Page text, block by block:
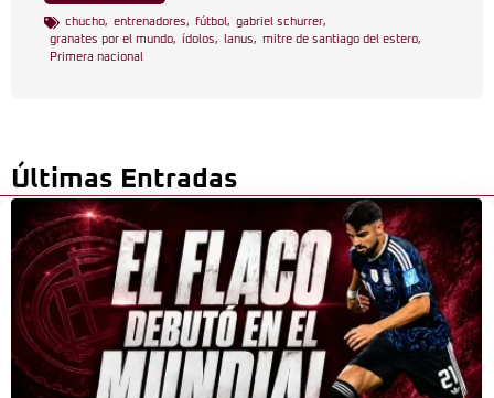
chucho, entrenadores, fútbol , gabriel schurrer,
granates por el mundo, ídolos, lanus, mitre de santiago del estero,
Primera nacional
Últimas Entradas